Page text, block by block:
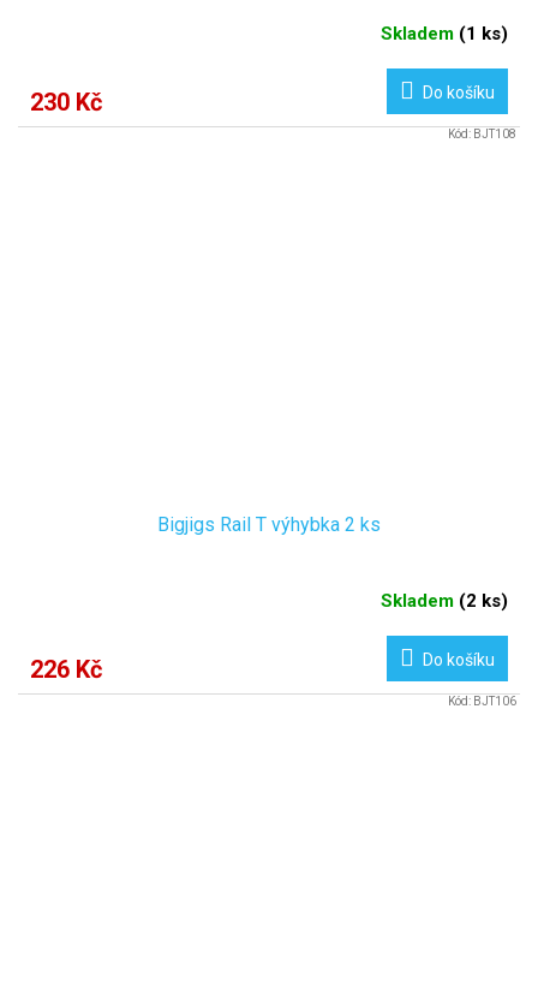
Skladem (1 ks)
230 Kč Do košíku
Bigjigs Rail T výhybka 2 ks
Skladem (2 ks)
226 Kč Do košíku
Kód: BJT108
Kód: BJT106